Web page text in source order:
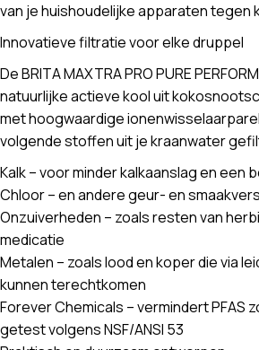
van je huishoudelijke apparaten tegen
Innovatieve filtratie voor elke druppel
De BRITA MAXTRA PRO PURE
natuurlijke actieve kool uit
met hoogwaardige
volgende stoffen uit je kraanwater
Kalk – voor minder kalkaanslag en een
Chloor – en andere geur- en
Onzuiverheden – zoals resten van
medicatie
Metalen – zoals lood en koper die via
kunnen terechtkomen
Forever Chemicals – vermindert PFAS
getest volgens NSF/ANSI 53